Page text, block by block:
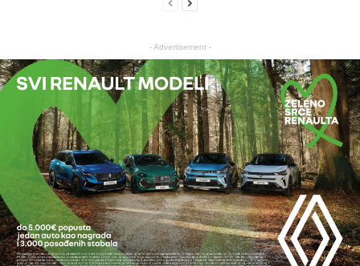
- Advertisement -